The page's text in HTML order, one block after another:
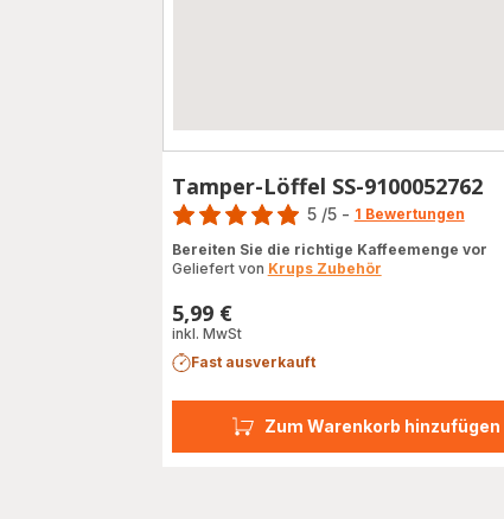
Zum Warenkorb hinzufügen
Tamper-Löffel SS-9100052762
Bewertung
mit
Sternen
(Durchschnitt)
5 /5 - 1 Bewertungen
Bereiten Sie die richtige Kaffeemenge vor
Geliefert von Krups Zubehör
Preis
5,99 €
inkl. MwSt
Fast ausverkauft